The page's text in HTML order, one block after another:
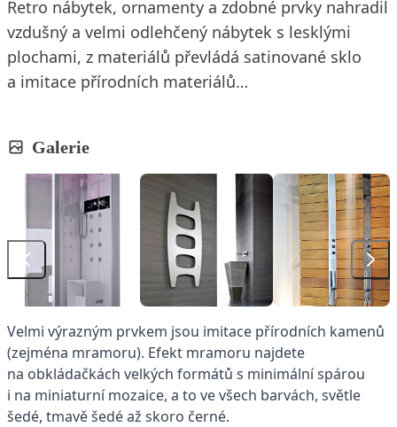
Retro nábytek, ornamenty a zdobné prvky nahradil
vzdušný a velmi odlehčený nábytek s lesklými
plochami, z materiálů převládá satinované sklo
a imitace přírodních materiálů…
Galerie
Velmi výrazným prvkem jsou imitace přírodních kamenů
(zejména mramoru). Efekt mramoru najdete
na obkládačkách velkých formátů s minimální spárou
i na miniaturní mozaice, a to ve všech barvách, světle
šedé, tmavě šedé až skoro černé.